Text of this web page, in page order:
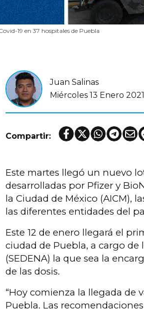
19 en 37 hospitales de Puebla
Juan Salinas
Miércoles 13 Enero 2021
Compartir:
Este martes llegó un nuevo
desarrolladas por Pfizer y
la Ciudad de México (AICM),
las diferentes entidades del
Este 12 de enero llegará el
ciudad de Puebla, a cargo de
(SEDENA) la que sea la
de las dosis.
“Hoy comienza la llegada de
Puebla. Las